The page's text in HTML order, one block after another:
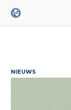
NIEUWS